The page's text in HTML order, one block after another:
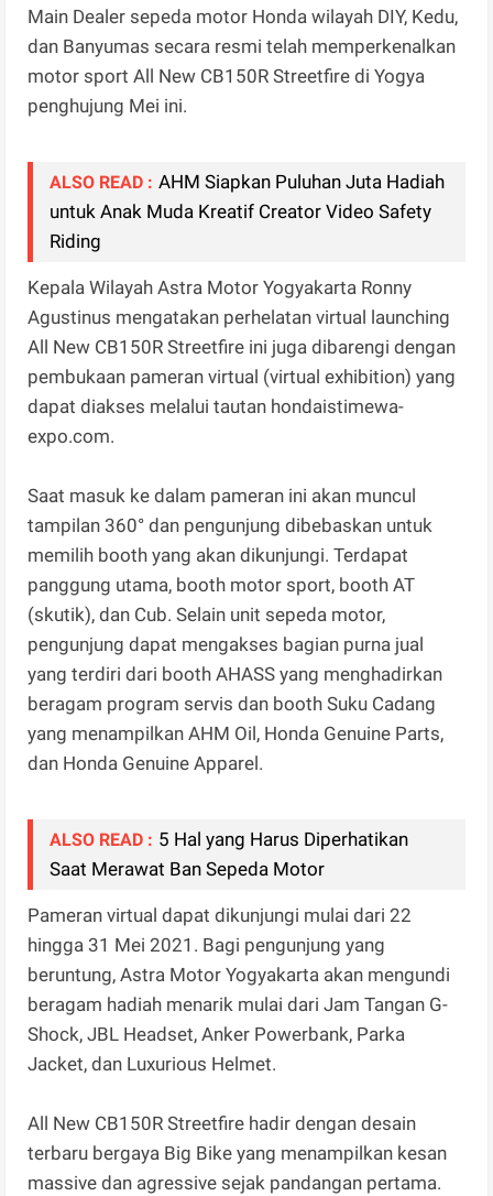
Main Dealer sepeda motor Honda wilayah DIY, Kedu,
dan Banyumas secara resmi telah memperkenalkan
motor sport All New CB150R Streetfire di Yogya
penghujung Mei ini.
ALSO READ : AHM Siapkan Puluhan Juta Hadiah
untuk Anak Muda Kreatif Creator Video Safety
Riding
Kepala Wilayah Astra Motor Yogyakarta Ronny
Agustinus mengatakan perhelatan virtual launching
All New CB150R Streetfire ini juga dibarengi dengan
pembukaan pameran virtual (virtual exhibition) yang
dapat diakses melalui tautan hondaistimewa-
expo.com.
Saat masuk ke dalam pameran ini akan muncul
tampilan 360° dan pengunjung dibebaskan untuk
memilih booth yang akan dikunjungi. Terdapat
panggung utama, booth motor sport, booth AT
(skutik), dan Cub. Selain unit sepeda motor,
pengunjung dapat mengakses bagian purna jual
yang terdiri dari booth AHASS yang menghadirkan
beragam program servis dan booth Suku Cadang
yang menampilkan AHM Oil, Honda Genuine Parts,
dan Honda Genuine Apparel.
ALSO READ : 5 Hal yang Harus Diperhatikan
Saat Merawat Ban Sepeda Motor
Pameran virtual dapat dikunjungi mulai dari 22
hingga 31 Mei 2021. Bagi pengunjung yang
beruntung, Astra Motor Yogyakarta akan mengundi
beragam hadiah menarik mulai dari Jam Tangan G-
Shock, JBL Headset, Anker Powerbank, Parka
Jacket, dan Luxurious Helmet.
All New CB150R Streetfire hadir dengan desain
terbaru bergaya Big Bike yang menampilkan kesan
massive dan agressive sejak pandangan pertama.